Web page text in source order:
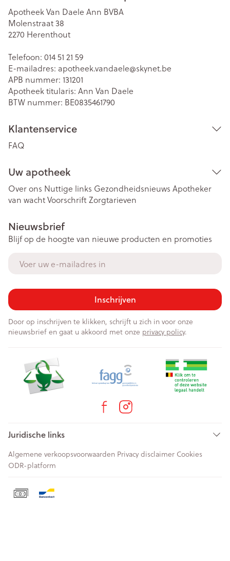
Apotheek Van Daele Ann BVBA
Molenstraat 38
2270 Herenthout
Telefoon: 014 51 21 59
E-mailadres: apotheek.vandaele@skynet.be
APB nummer: 131201
Apotheek titularis: Ann Van Daele
BTW nummer: BE0835461790
Klantenservice
FAQ
Uw apotheek
Over ons Nuttige links Gezondheidsnieuws Apotheker
van wachtVoorschriftZorgtarieven
Nieuwsbrief
Blijf op de hoogte van nieuwe producten en promoties
Inschrijven
Door op inschrijven te klikken, schrijft u zich in voor onze
nieuwsbrief en gaat u akkoord met onze privacy policy.
Juridische links
Algemene verkoopsvoorwaarden Privacy disclaimer Cookies
ODR-platform